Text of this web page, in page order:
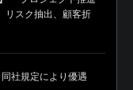
リスク抽出、顧客折
社規定により優遇